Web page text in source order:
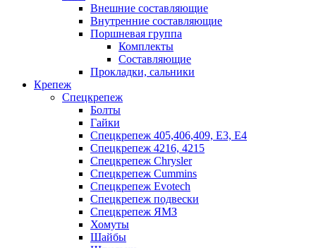
Внешние составляющие
Внутренние составляющие
Поршневая группа
Комплекты
Составляющие
Прокладки, сальники
Крепеж
Спецкрепеж
Болты
Гайки
Спецкрепеж 405,406,409, Е3, Е4
Спецкрепеж 4216, 4215
Спецкрепеж Chrysler
Спецкрепеж Cummins
Спецкрепеж Evotech
Спецкрепеж подвески
Спецкрепеж ЯМЗ
Хомуты
Шайбы